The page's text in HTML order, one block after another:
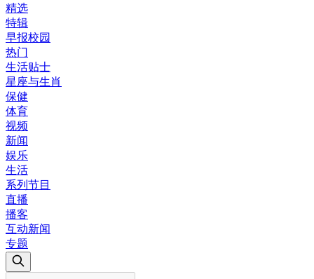
精选
特辑
早报校园
热门
生活贴士
星座与生肖
保健
体育
视频
新闻
娱乐
生活
系列节目
直播
播客
互动新闻
专题